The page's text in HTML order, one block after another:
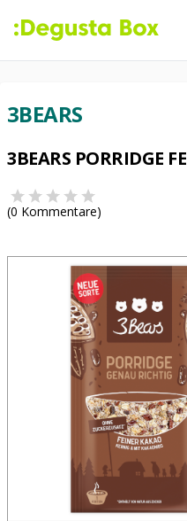
3BEARS
3BEARS PORRIDGE
(0 Kommentare)